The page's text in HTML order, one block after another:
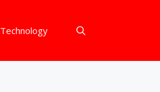
Technology